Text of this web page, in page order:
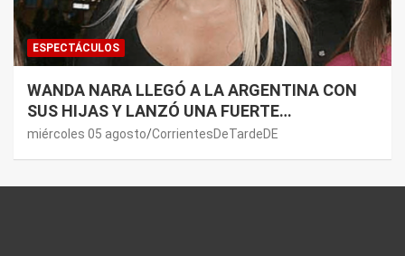
ESPECTÁCULOS
WANDA NARA LLEGÓ A LA ARGENTINA CON
SUS HIJAS Y LANZÓ UNA FUERTE
PREMONICIÓN SOBRE MAURO ICARDI
miércoles 05 agosto CorrientesDeTardeDE